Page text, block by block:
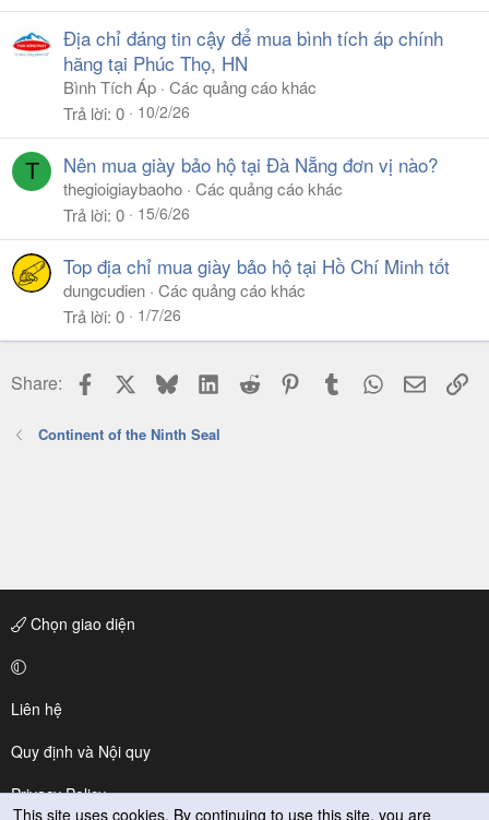
Địa chỉ đáng tin cậy để mua bình tích áp chính
hãng tại Phúc Thọ, HN
Bình Tích Áp Các quảng cáo khác
Trả lời 0 10/2/26
T Nên mua giày bảo hộ tại Đà Nẵng đơn vị nào?
thegioigiaybaoho Các quảng cáo khác
Trả lời 0 15/6/26
Top địa chỉ mua giày bảo hộ tại Hồ Chí Minh tốt
dungcudien Các quảng cáo khác
Trả lời 0 1/7/26
Share: Facebook BlueskyLinkedIn
Reddit PinterestTumblr WhatsApp
Email
Continent of the Ninth Seal
Chọn giao diện
Liên hệ
Quy định và Nội quy
Privacy Policy
This site uses cookies. By continuing to use this site, you are